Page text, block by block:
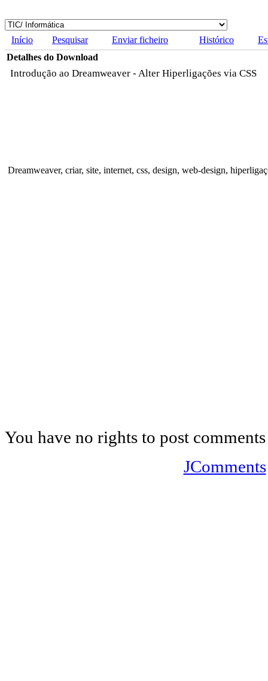
Início Pesquisar Enviar ficheiro Histórico
Detalhes do Download
Introdução ao Dreamweaver - Alter Hiperligações via CSS
Dreamweaver, criar, site, internet, css, design, web-design,
You have no rights to post comments
JComments